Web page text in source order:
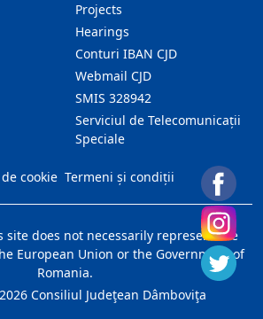
Projects
Hearings
Conturi IBAN CJD
Webmail CJD
SMIS 328942
Serviciul de Telecomunicații
Speciale
cookie Termeni și condiții
site does not necessarily represent the
European Union or the Government of
Romania.
2026 Consiliul Judeţean Dâmboviţa